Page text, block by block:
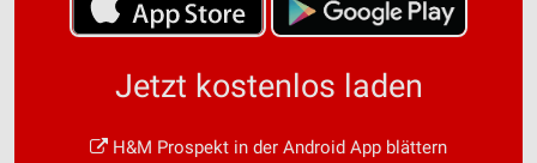
Jetzt kostenlos laden
H&M Prospekt in der Android App blättern